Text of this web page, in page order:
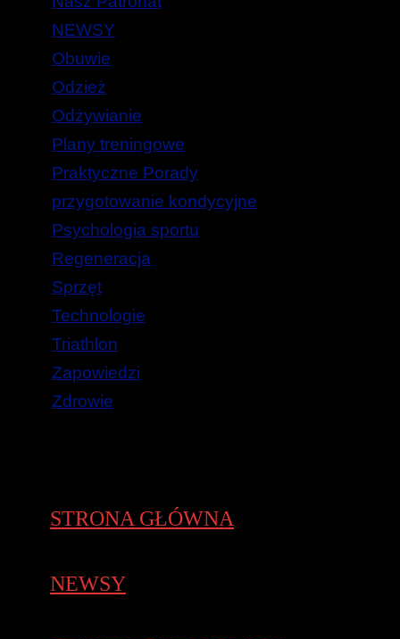
NEWSY
Obuwie
Odzież
Odżywianie
Plany treningowe
Praktyczne Porady
przygotowanie kondycyjne
Psychologia sportu
Regeneracja
Sprzęt
Technologie
Triathlon
Zapowiedzi
Zdrowie
STRONA GŁÓWNA
NEWSY